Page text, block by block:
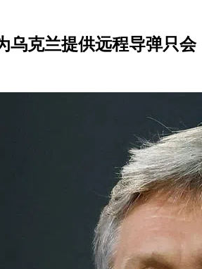
乌克兰提供远程导弹只会